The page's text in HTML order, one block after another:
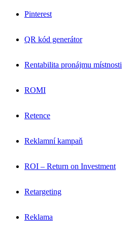
Pinterest
QR kód generátor
Rentabilita pronájmu místnosti
ROMI
Retence
Reklamní kampaň
ROI – Return on Investment
Retargeting
Reklama